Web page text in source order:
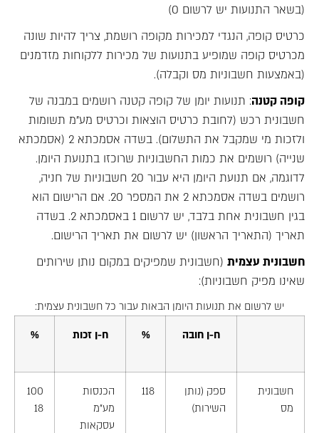
(בשאר התנועות יש לרשום 0)
כרטיס קופה, הנגדי למכירות מקופה רושמת, צריך להיות שונה
מכרטיס קופה שמופיע בתנועות של מכירות ללקוחות מזדמנים
(באמצעות חשבוניות מס וקבלה).
קופה קטנה: תנועות יומן של קופה קטנה רושמים במבנה של
חשבונית רכש (לחובת כרטיס הוצאות וכרטיס מע"מ תשומות
ולזכות מי שמקבל את התשלום). בשדה אסמכתא 2 (אסמכתא
שנייה) רושמים את כמות החשבוניות שרוכזו בתנועת היומן.
לדוגמה, אם תנועת היומן היא עבור 20 חשבוניות של חניה,
רושמים בשדה אסמכתא 2 את המספר 20. אם הרישום הוא
בגין חשבונית אחת בלבד, יש לרשום 1 באסמכתא 2. בשדה
תאריך (התאריך הראשון) יש לרשום את תאריך הרישום.
חשבונית עצמית (חשבונית שמפיקים במקום נותן שירותים
שאינו מפיק חשבוניות):
יש לרשום את תנועות היומן הבאות עבור כל חשבונית עצמית:
ח-ן חובה % ח-ן זכות %
חשבונית
מס
ספק (נותן
השירות)
118
הכנסות
מע"מ
עסקאות
100
18